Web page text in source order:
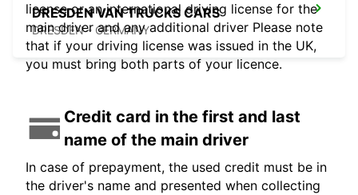
DRESDEN VAN TRUCKS CARS
DRESDEN - GERMANY
license or an international driving license for the
main driver and any additional driver Please note
that if your driving license was issued in the UK,
you must bring both parts of your licence.
Credit card in the first and last
name of the main driver
In case of prepayment, the used credit must be in
the driver's name and presented when collecting